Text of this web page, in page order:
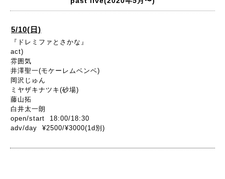
5/10(日)
『ドレミファとさかな』
act)
雰囲気
井澤聖一(モケーレムベンベ)
岡沢じゅん
ミヤザキナツキ(砂場)
藤山拓
白井太一朗
open/start 18:00/18:30
adv/day ¥2500/¥3000(1d別)